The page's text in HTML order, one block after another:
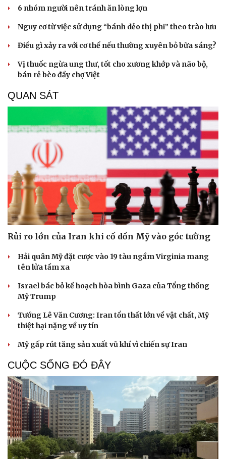
6 nhóm người nên tránh ăn lòng lợn
Nguy cơ từ việc sử dụng “bánh dẻo thị phi” theo trào lưu
Điều gì xảy ra với cơ thể nếu thường xuyên bỏ bữa sáng?
Vị thuốc ngừa ung thư, tốt cho xương khớp và não bộ,
bán rẻ bèo đầy chợ Việt
QUAN SÁT
Rủi ro lớn của Iran khi cố dồn Mỹ vào góc tường
Hải quân Mỹ đặt cược vào 19 tàu ngầm Virginia mang
tên lửa tầm xa
Israel bác bỏ kế hoạch hòa bình Gaza của Tổng thống
Mỹ Trump
Tướng Lê Văn Cương: Iran tổn thất lớn về vật chất, Mỹ
thiệt hại nặng về uy tín
Mỹ gấp rút tăng sản xuất vũ khí vì chiến sự Iran
CUỘC SỐNG ĐÓ ĐÂY